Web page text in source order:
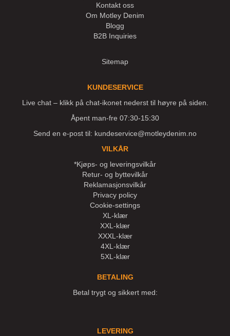
Kontakt oss
Om Motley Denim
Blogg
B2B Inquiries
Sitemap
KUNDESERVICE
Live chat – klikk på chat-ikonet nederst til høyre på siden.
Åpent man-fre 07:30-15:30
Send en e-post til: kundeservice@motleydenim.no
VILKÅR
*Kjøps- og leveringsvilkår
Retur- og byttevilkår
Reklamasjonsvilkår
Privacy policy
Cookie-settings
XL-klær
XXL-klær
XXXL-klær
4XL-klær
5XL-klær
BETALING
Betal trygt og sikkert med:
LEVERING